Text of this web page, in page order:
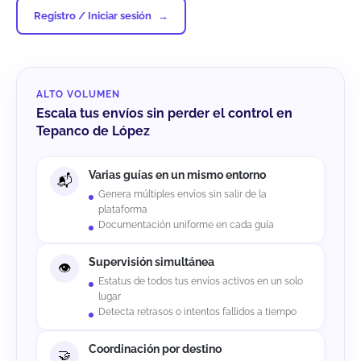
Registro / Iniciar sesión
ALTO VOLUMEN
Escala tus envíos sin perder el control en
Tepanco de López
Varias guías en un mismo entorno
Genera múltiples envíos sin salir de la
plataforma
Documentación uniforme en cada guía
Supervisión simultánea
Estatus de todos tus envíos activos en un solo
lugar
Detecta retrasos o intentos fallidos a tiempo
Coordinación por destino